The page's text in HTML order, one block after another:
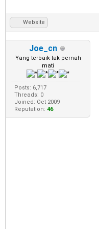
Website
Joe_cn
Yang terbaik tak pernah
mati
Posts: 6,717
Threads: 0
Joined: Oct 2009
Reputation: 46